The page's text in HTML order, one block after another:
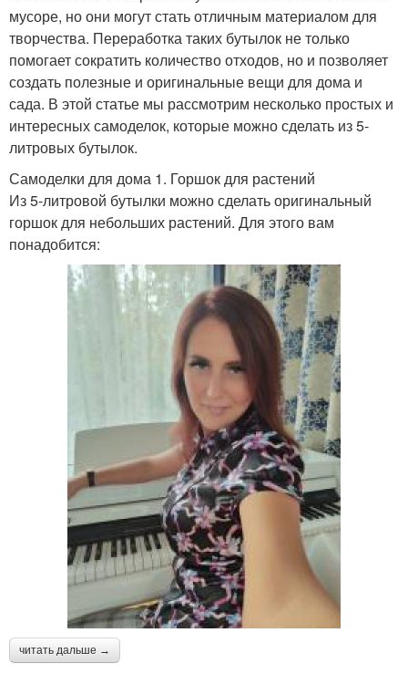
мусоре, но они могут стать отличным материалом для
творчества. Переработка таких бутылок не только
помогает сократить количество отходов, но и позволяет
создать полезные и оригинальные вещи для дома и
сада. В этой статье мы рассмотрим несколько простых и
интересных самоделок, которые можно сделать из 5-
литровых бутылок.
Самоделки для дома 1. Горшок для растений
Из 5-литровой бутылки можно сделать оригинальный
горшок для небольших растений. Для этого вам
понадобится:
читать дальше →